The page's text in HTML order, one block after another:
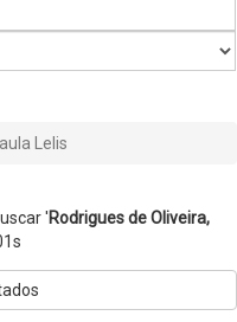
Lelis
'Rodrigues de Oliveira,